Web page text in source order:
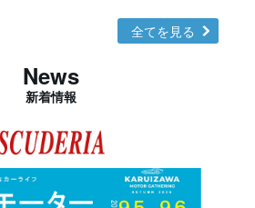
全てを見る
News
新着情報